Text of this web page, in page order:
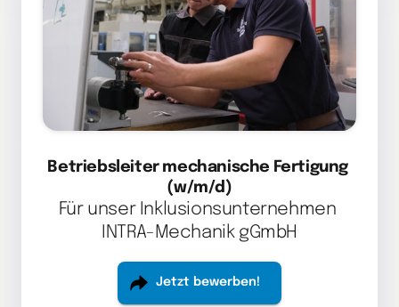
Betriebsleiter mechanische Fertigung
(w/m/d)
Für unser Inklusionsunternehmen
INTRA-Mechanik gGmbH
Jetzt bewerben!